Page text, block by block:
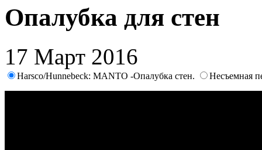
Опалубка для стен
17 Март 2016
Harsco/Hunnebeck: MANTO -Опалубка стен. Несъемная